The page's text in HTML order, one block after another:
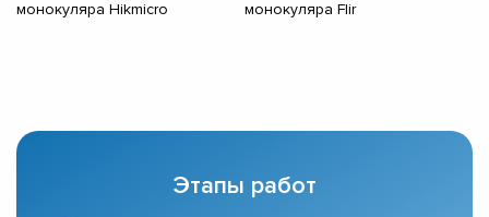
монокуляра Hikmicro
монокуляра Flir
Этапы работ